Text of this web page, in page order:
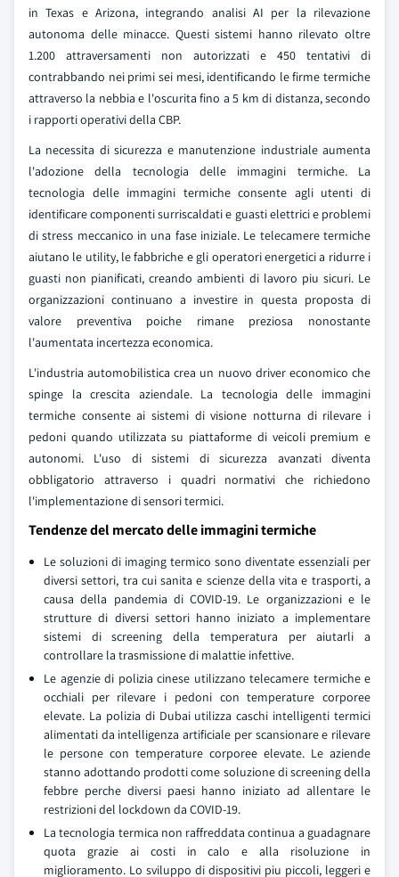
in Texas e Arizona, integrando analisi AI per la rilevazione
autonoma delle minacce. Questi sistemi hanno rilevato oltre
1.200 attraversamenti non autorizzati e 450 tentativi di
contrabbando nei primi sei mesi, identificando le firme termiche
attraverso la nebbia e l'oscurita fino a 5 km di distanza, secondo
i rapporti operativi della CBP.
La necessita di sicurezza e manutenzione industriale aumenta
l'adozione della tecnologia delle immagini termiche. La
tecnologia delle immagini termiche consente agli utenti di
identificare componenti surriscaldati e guasti elettrici e problemi
di stress meccanico in una fase iniziale. Le telecamere termiche
aiutano le utility, le fabbriche e gli operatori energetici a ridurre i
guasti non pianificati, creando ambienti di lavoro piu sicuri. Le
organizzazioni continuano a investire in questa proposta di
valore preventiva poiche rimane preziosa nonostante
l'aumentata incertezza economica.
L'industria automobilistica crea un nuovo driver economico che
spinge la crescita aziendale. La tecnologia delle immagini
termiche consente ai sistemi di visione notturna di rilevare i
pedoni quando utilizzata su piattaforme di veicoli premium e
autonomi. L'uso di sistemi di sicurezza avanzati diventa
obbligatorio attraverso i quadri normativi che richiedono
l'implementazione di sensori termici.
Tendenze del mercato delle immagini termiche
Le soluzioni di imaging termico sono diventate essenziali per
diversi settori, tra cui sanita e scienze della vita e trasporti, a
causa della pandemia di COVID-19. Le organizzazioni e le
strutture di diversi settori hanno iniziato a implementare
sistemi di screening della temperatura per aiutarli a
controllare la trasmissione di malattie infettive.
Le agenzie di polizia cinese utilizzano telecamere termiche e
occhiali per rilevare i pedoni con temperature corporee
elevate. La polizia di Dubai utilizza caschi intelligenti termici
alimentati da intelligenza artificiale per scansionare e rilevare
le persone con temperature corporee elevate. Le aziende
stanno adottando prodotti come soluzione di screening della
febbre perche diversi paesi hanno iniziato ad allentare le
restrizioni del lockdown da COVID-19.
La tecnologia termica non raffreddata continua a guadagnare
quota grazie ai costi in calo e alla risoluzione in
miglioramento. Lo sviluppo di dispositivi piu piccoli, leggeri e